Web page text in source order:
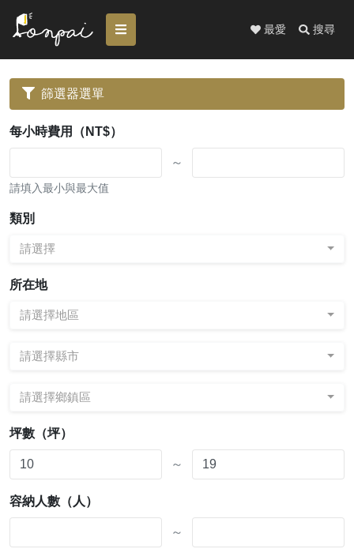
最愛 搜尋
篩選器選單
每小時費用（NT$）
～
請填入最小與最大值
類別
請選擇
所在地
請選擇地區
請選擇縣市
請選擇鄉鎮區
坪數（坪）
～
容納人數（人）
～